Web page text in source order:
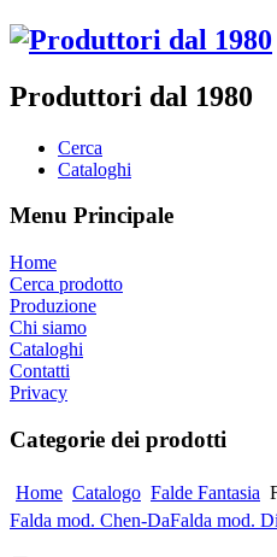
Produttori dal 1980
Cerca
Cataloghi
Menu Principale
Home
Cerca prodotto
Produzione
Chi siamo
Cataloghi
Contatti
Privacy
Categorie dei prodotti
Home Catalogo Falde Fantasia
Falda mod. Chen-DaFalda mod.